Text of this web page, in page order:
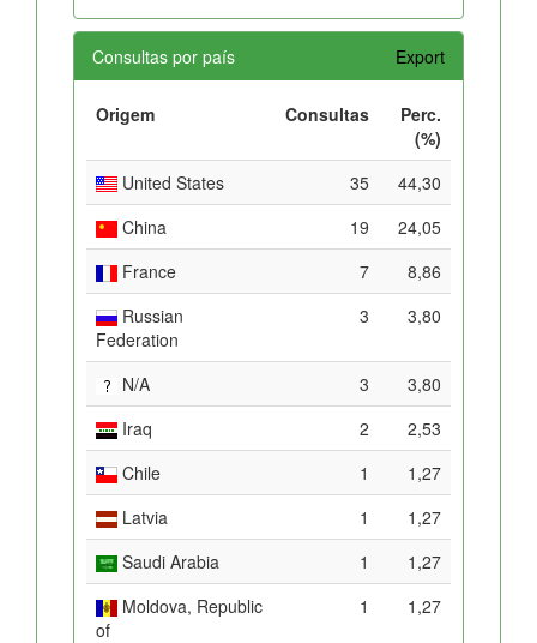
Consultas por país Export
Origem Consultas
Perc.
(%)
United States
35
44,30
China
19
24,05
France
7
8,86
Russian
Federation
3 3,80
N/A 3
3,80
Iraq
2
2,53
Chile
1
1,27
Latvia
1
1,27
Saudi Arabia
1
1,27
Moldova, Republic
of
1 1,27